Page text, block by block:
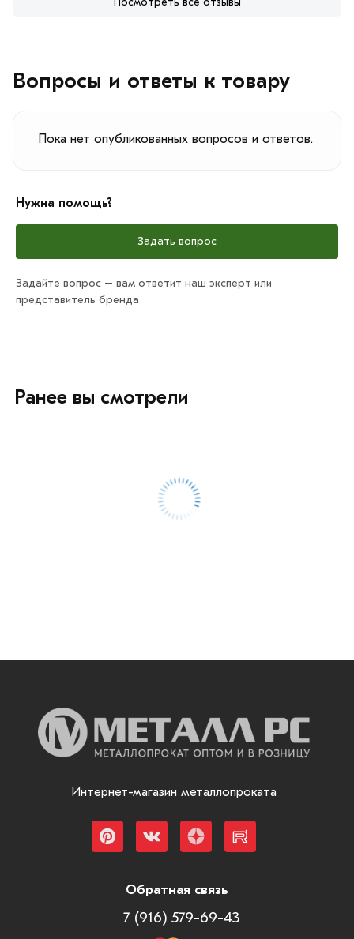
Вопросы и ответы к товару
Пока нет опубликованных вопросов и ответов.
Нужна помощь?
Задать вопрос
Задайте вопрос – вам ответит наш эксперт или
представитель бренда
Ранее вы смотрели
Интернет-магазин металлопроката
Обратная связь
+7 (916) 579-69-43